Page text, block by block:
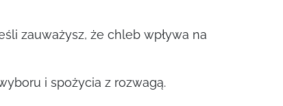
zauważysz, że chleb wpływa na
i spożycia z rozwagą.